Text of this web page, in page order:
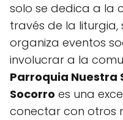
solo se dedica a la
través de la liturgia,
organiza eventos
involucrar a la
Parroquia Nuestra
Socorro es una
conectar con otros